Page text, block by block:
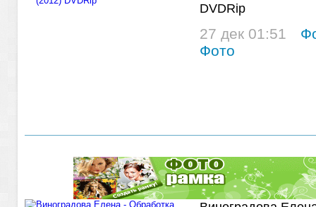
DVDRip
27 дек 01:51
Фото